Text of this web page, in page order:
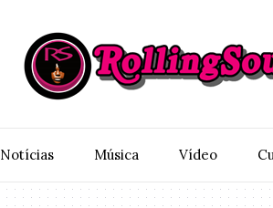
Notí­cias Música Vídeo